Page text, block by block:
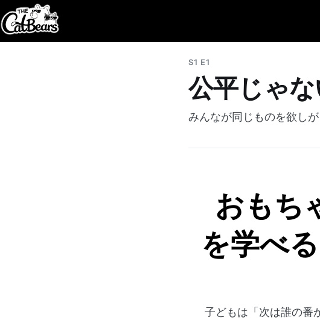
S1 E1
公平じゃ
みんなが同じものを欲し
おもち
を学べ
子どもは「次は誰の番